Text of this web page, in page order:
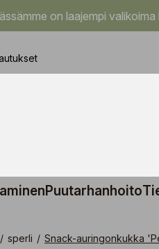
on laajempi
Puutarhanhoito
/ sperli / Snack-auringonkukka